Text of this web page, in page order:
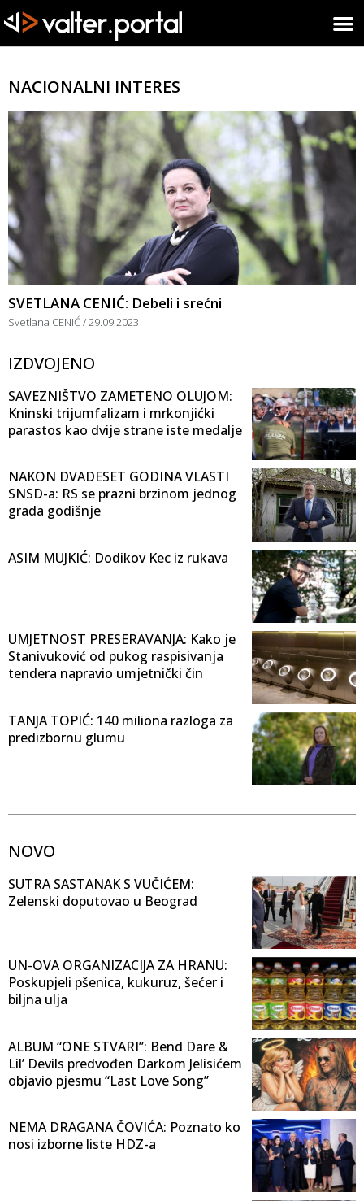
NACIONALNI INTERES
SVETLANA CENIĆ: Debeli i srećni
Svetlana CENIĆ 29.09.2023
IZDVOJENO
SAVEZNIŠTVO ZAMETENO OLUJOM:
Kninski trijumfalizam i mrkonjićki
parastos kao dvije strane iste medalje
NAKON DVADESET GODINA VLASTI
SNSD-a: RS se prazni brzinom jednog
grada godišnje
ASIM MUJKIĆ: Dodikov Kec iz rukava
UMJETNOST PRESERAVANJA: Kako je
Stanivuković od pukog raspisivanja
tendera napravio umjetnički čin
TANJA TOPIĆ: 140 miliona razloga za
predizbornu glumu
NOVO
SUTRA SASTANAK S VUČIĆEM:
Zelenski doputovao u Beograd
UN-OVA ORGANIZACIJA ZA HRANU:
Poskupjeli pšenica, kukuruz, šećer i
biljna ulja
ALBUM “ONE STVARI”: Bend Dare &
Lil’ Devils predvođen Darkom Jelisićem
objavio pjesmu “Last Love Song”
NEMA DRAGANA ČOVIĆA: Poznato ko
nosi izborne liste HDZ-a